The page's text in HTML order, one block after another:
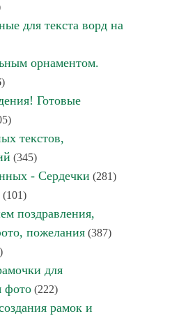
для текста ворд на
орнаментом.
Готовые
текстов,
(345)
- Сердечки (281)
(101)
поздравления,
пожелания(387)
для
фото(222)
рамок и